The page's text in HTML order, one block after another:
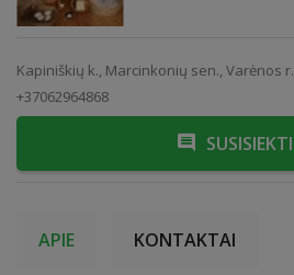
Kapiniškių k., Marcinkonių sen., Varėnos r.
+37062964868
SUSISIEKTI
APIE KONTAKTAI